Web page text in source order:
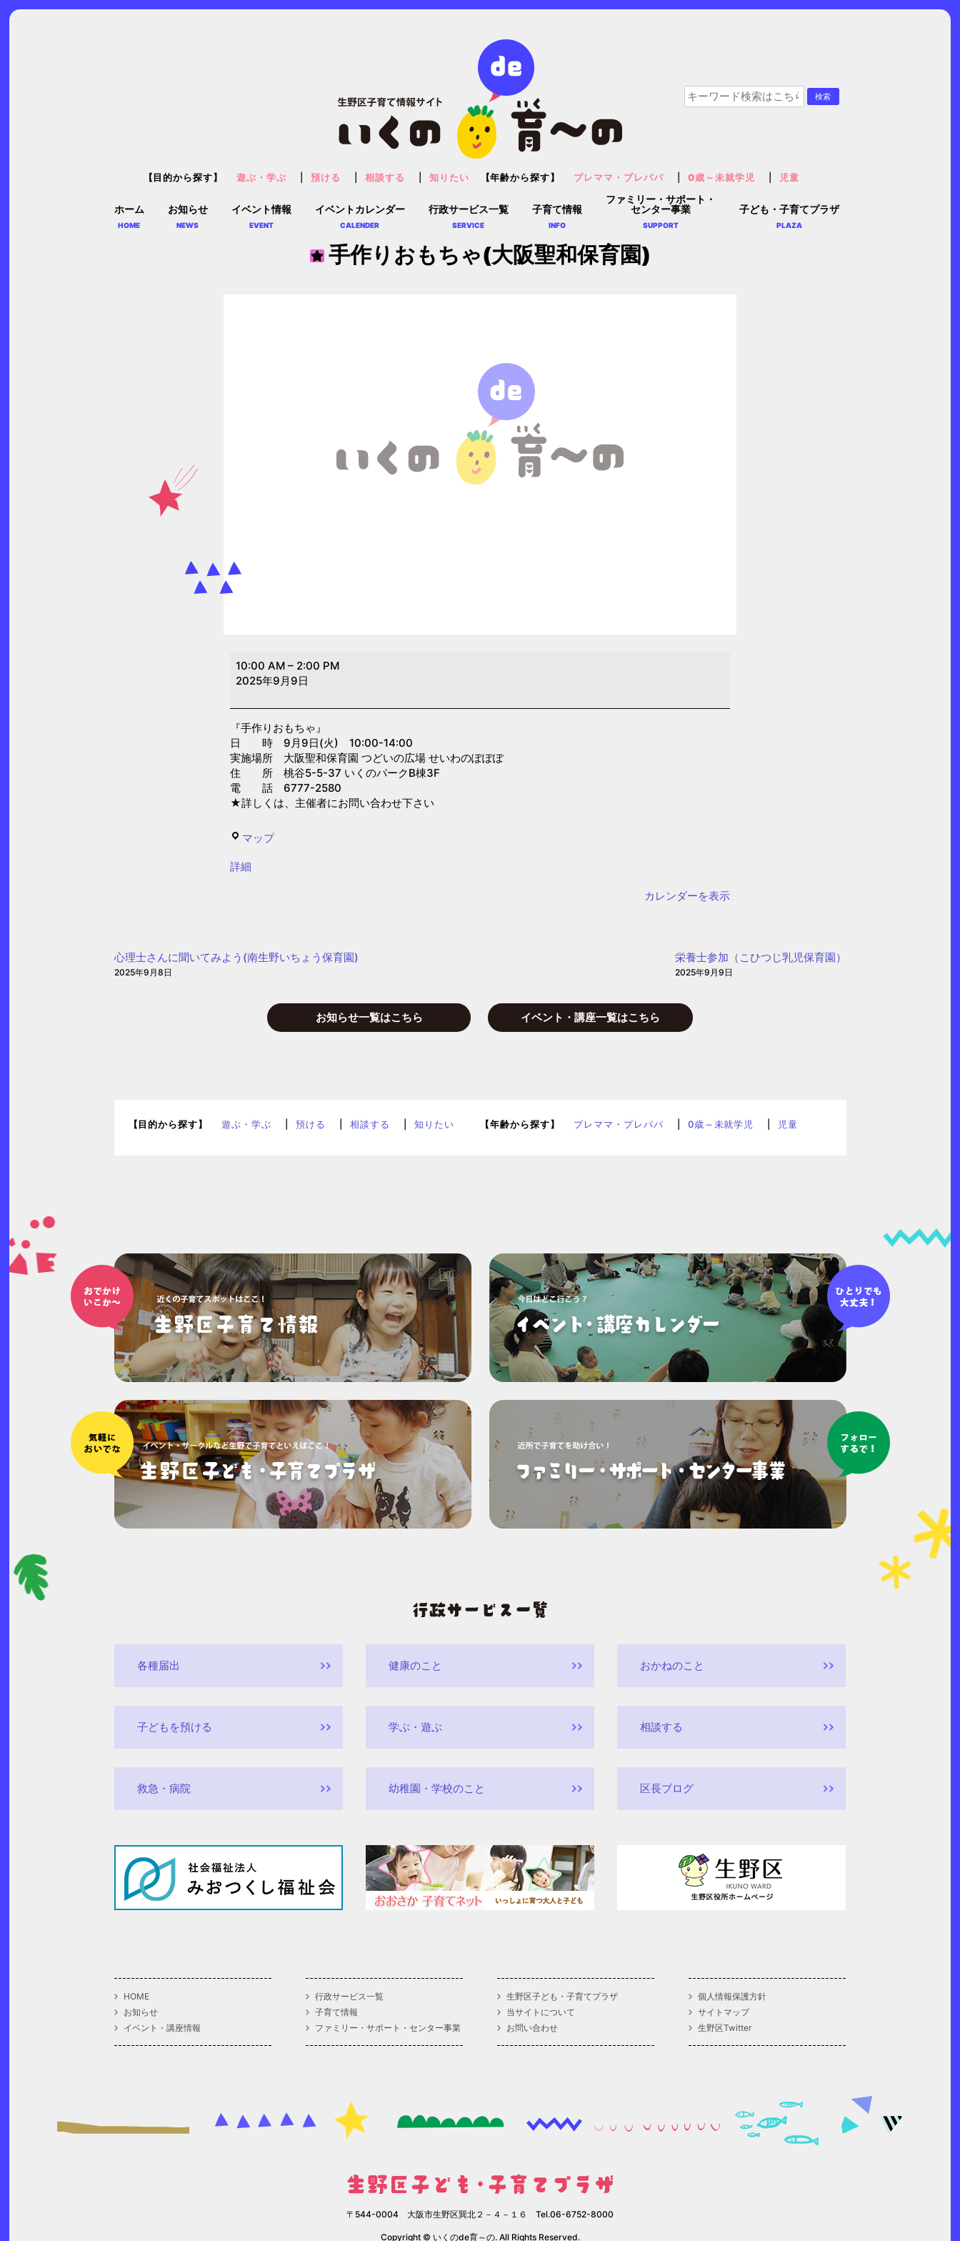
ホーム
HOME
お知らせ
NEWS
イベント情報
EVENT
イベントカレンダー
CALENDER
行政サービス一覧
SERVICE
子育て情報
INFO
ファミリー・サポート・
センター事業
SUPPORT
子ども・子育てプラザ
PLAZA
【目的から探す】 遊ぶ・学ぶ 預ける 相談する 知りたい 【年齢から探す】 プレママ・プレパパ 0歳～未就学児 児童
手作りおもちゃ(大阪聖和保育園)
手
作
も
ち
ゃ
(大
阪
保
10:00 AM – 2:00 PM
2025年9月9日
『手作りおもちゃ』
日 時 9月9日(火) 10:00-14:00
実施場所 大阪聖和保育園 つどいの広場 せいわのぽぽぽ
住 所 桃谷5-5-37 いくのパークB棟3F
電 話 6777-2580
★詳しくは、主催者にお問い合わせ下さい
マップせ
{title}
詳細
カレンダーを表示
心理士さんに聞いてみよう(南生野いちょう保育園)
2025年9月8日
栄養士参加（こひつじ乳児保育園）
2025年9月9日
お知らせ一覧はこちら イベント・講座一覧はこちら
【目的から探す】 遊ぶ・学ぶ 預ける 相談する 知りたい 【年齢から探す】 プレママ・プレパパ 0歳～未就学児 児童
各種届出 健康のこと おかねのこと
子どもを預ける 学ぶ・遊ぶ 相談する
救急・病院 幼稚園・学校のこと 区長ブログ
HOME
お知らせ
イベント・講座情報
行政サービス一覧
子育て情報
ファミリー・サポート・センター事業
生野区子ども・子育てプラザ
当サイトについて
お問い合わせ
個人情報保護方針
サイトマップ
生野区Twitter
〒544-0004 大阪市生野区巽北２－４－１６ Tel.06-6752-8000
Copyright © いくのde育～の. All Rights Reserved.